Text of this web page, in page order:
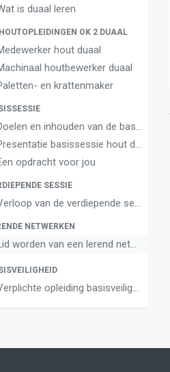
is duaal leren
OK 2 DUAAL
hout duaal
houtbewerker duaal
en krattenmaker
en inhouden van de basissessie
basissessie hout duaal OK 2
opdracht voor jou
SESSIE
van de verdiepende sessie
NETWERKEN
worden van een lerend netwerk - hout duaal
opleiding basisveiligheid